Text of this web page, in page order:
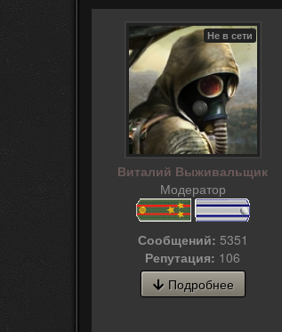
Не в сети
Виталий Выживальщик
Модератор
Сообщений: 5351
Репутация: 106
Подробнее